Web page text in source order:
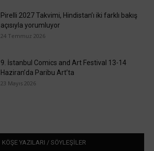
Pirelli 2027 Takvimi, Hindistan’ı iki farklı bakış
açısıyla yorumluyor
24 Temmuz 2026
9. İstanbul Comics and Art Festival 13-14
Haziran’da Paribu Art’ta
23 Mayıs 2026
KÖŞE YAZILARI / SÖYLEŞİLER